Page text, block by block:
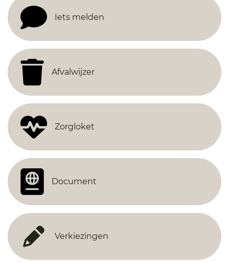
Iets melden
Afvalwijzer
Zorgloket
Document
Verkiezingen